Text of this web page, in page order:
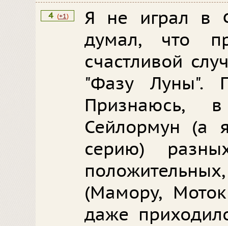
4 (+1)
Я не играл в
думал, что
счастливой
"Фазу Луны".
Сейлормун (а
серию)
(Мамору,
даже